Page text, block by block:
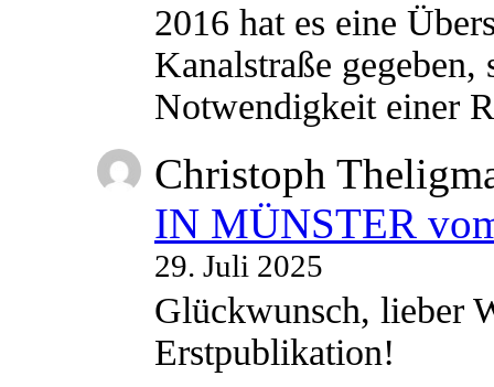
2016 hat es eine
Kanalstraße
Notwendigkeit einer
Christoph
IN MÜNSTER
29. Juli 2025
Glückwunsch, lieber
Erstpublikation!